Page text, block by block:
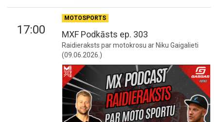
17:00
MOTOSPORTS
MXF Podkāsts ep. 303
Raidieraksts par motokrosu ar Niku Gaigalieti
(09.06.2026.)